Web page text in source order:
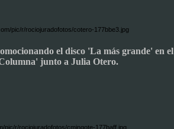
el disco 'La más grande' en el
junto a Julia Otero.